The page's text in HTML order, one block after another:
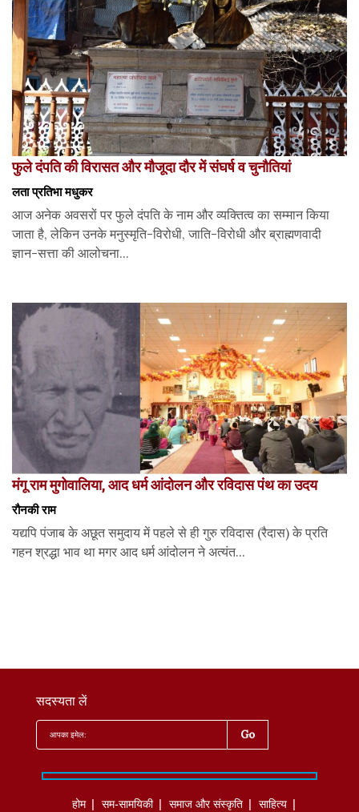
फुले दंपति की विरासत और मौजूदा दौर में संघर्ष व चुनौतियां
लता प्रतिभा मधुकर
आज अनेक अवसरों पर फुले दंपति के नाम और व्यक्तित्व का सम्मान किया
जाता है, लेकिन उनके मनुस्मृति-विरोधी, जाति-विरोधी और ब्राह्मणवादी
ज्ञान-सत्ता की आलोचना...
मंगू राम मुगोवालिया, आद धर्म आंदोलन और रविदास पंथ का उदय
रौनकी राम
यद्यपि पंजाब के अछूत समुदाय में पहले से ही गुरु रविदास (रैदास) के प्रति
गहन श्रद्धा भाव था मगर आद धर्म आंदोलन ने अत्यंत...
सदस्यता लें
होम सम-सामयिकी समाज और संस्कृति साहित्‍य